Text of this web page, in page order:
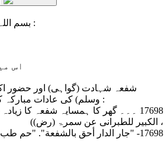
পরিচ্ছেদঃ بسم اللہ الرحمن الرحیم :
اس
شفعہ شہادت (گواہی) اور حضور
وسلم) کی عادات مبارکہ کتاب الشفعۃ من الاقوال :
17698 ۔۔۔ گھر کا ہمسایہ شفعہ کا
، الکبیر للطبرانی عن سمرۃ (رض))
17698- "جار الدار أحق بالشفعة". "حم طب" عن سمرة.